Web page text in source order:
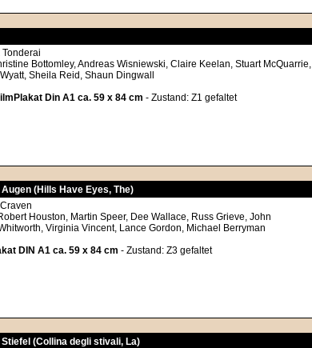
Bottomley, Andreas Wisniewski, Claire Keelan, Stuart McQuarrie,
Sheila Reid, Shaun Dingwall
Din A1 ca. 59 x 84 cm - Zustand: Z1 gefaltet
(Hills Have Eyes, The)
Houston, Martin Speer, Dee Wallace, Russ Grieve, John
Virginia Vincent, Lance Gordon, Michael Berryman
DIN A1 ca. 59 x 84 cm - Zustand: Z3 gefaltet
(Collina degli stivali, La)